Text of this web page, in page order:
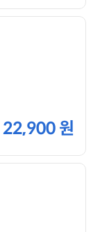
22,900 원